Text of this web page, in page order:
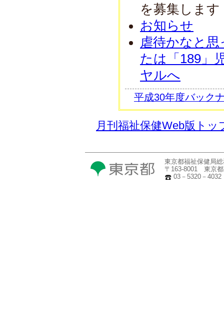
を募集します
お知らせ
虐待かなと
たは「189」
ヤルへ
平成30年度バック
月刊福祉保健Web版トッ
東京都福祉保健局
〒163-8001 東京都
03－5320－